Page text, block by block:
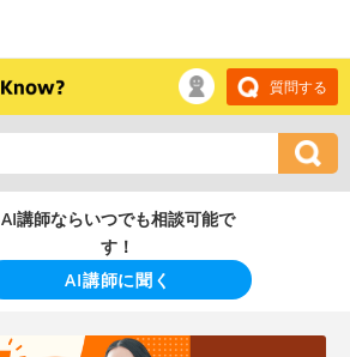
質問する
AI講師ならいつでも相談可能で
す！
AI講師に聞く